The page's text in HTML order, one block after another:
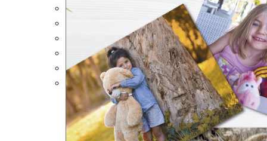
Peluches Personalizados
Portalápices Personalizados
Puzles Personalizados
Juegos de Mesa
Alfombrillas Personalizadas
Lámparas LED